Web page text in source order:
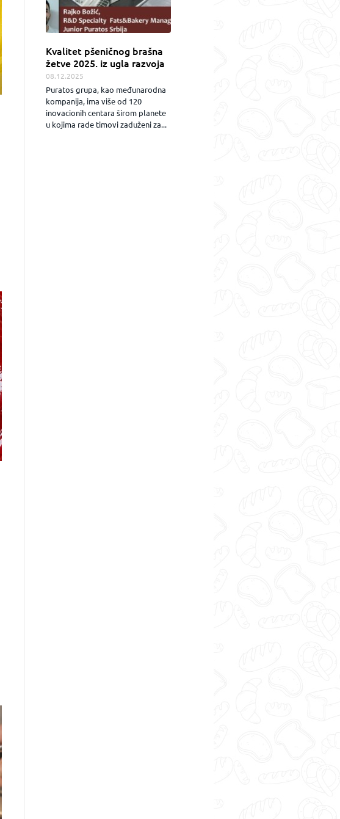
Kvalitet pšeničnog brašna
žetve 2025. iz ugla razvoja
08.12.2025
Puratos grupa, kao međunarodna
kompanija, ima više od 120
inovacionih centara širom planete
u kojima rade timovi zaduženi za...